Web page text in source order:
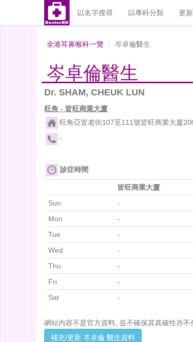
以名字搜尋 以專科分類 更
全港耳鼻喉科一覽 岑卓倫醫生
岑卓倫醫生
Dr. SHAM, CHEUK LUN
旺角 - 皆旺商業大廈
旺角亞皆老街107至111號皆旺商業大廈
-
診症時間
皆旺商業大廈
Sun
-
Mon
-
Tue
-
Wed
-
Thu
-
Fri
-
Sat
-
網站內容不是官方資料, 並不確保其真確性亦
補充/更新 岑卓倫 醫生資料